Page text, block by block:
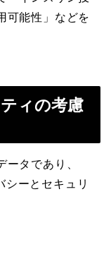
可能性」などを
ィの考慮
タであり、
ーとセキュリ